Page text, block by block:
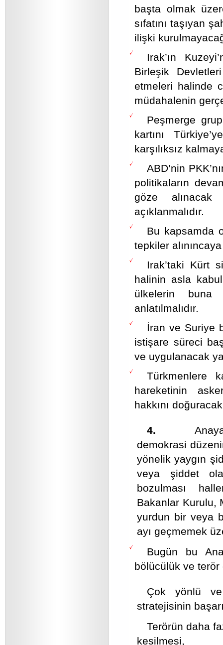
başta olmak
sıfatını taşıyan
ilişki
Irak’ın
Birleşik
etmeleri halinde
müdahalenin
Peşmerge
kartını
karşılıksız
ABD’nin
politikaların
göze alınacak
açıklanmalıdır.
Bu kapsamda
tepkiler
Irak’taki Kürt
halinin asla
ülkelerin buna
anlatılmalıdır.
İran ve Suriye
istişare süreci
ve uygulanacak
Türkmenlere
hareketinin
hakkını
4.
demokrasi
yönelik yaygın
veya şiddet
bozulması
Bakanlar Kurulu,
yurdun bir veya
ayı geçmemek
Bugün bu
bölücülük ve terör
Çok yönlü
stratejisinin
Terörün daha
kesilmesi,